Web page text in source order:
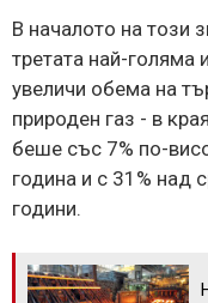
В началото на този
третата най-голяма
увеличи обема на
природен газ - в
беше със 7% по-
година и с 31% над
години.